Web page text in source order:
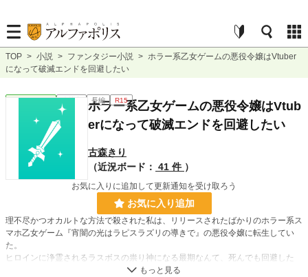
TOP > 小説 > ファンタジー小説 > ホラー系乙女ゲームの悪役令嬢はVtuber
になって破滅エンドを回避したい
ファンタジー 連載中 長編 R15
ホラー系乙女ゲームの悪役令嬢はVtub
erになって破滅エンドを回避したい
古森きり
（近況ボード： 41 件 ）
お気に入りに追加して更新通知を受け取ろう
お気に入り追加
理不尽かつオカルトな方法で殺された私は、リリースされたばかりのホラー系ス
マホ乙女ゲーム『宵闇の光はラピスラズリの導きで』の悪役令嬢に転生してい
た。
ヒロインに浄霊されるラスボスの祟り神になる最期なんて、死んでも回避した